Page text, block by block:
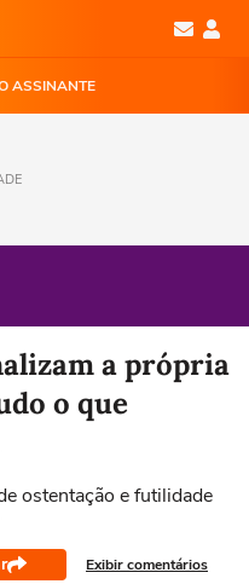
ASSINANTE
a própria
o que
ostentação e futilidade
Exibir comentários